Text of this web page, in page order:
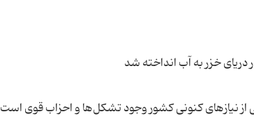
نیازهای كنونی كشور وجود تشكل‌ها و احزاب قوی است